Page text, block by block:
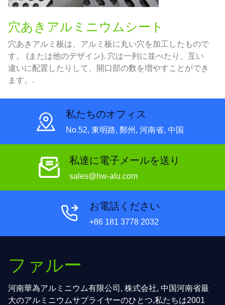
穴あきアルミニウムシート
穴あきアルミ板は、アルミ板に丸い穴を加工したもので
す。 (または他のデザイン). 穴は一列に並べたり、互い
違いに配置したりして、開口部の数を増やすことができ
ます。.
私たちのオフィス
No.52, 東明路, 鄭州, 河南省, 中国
私達に電子メールを送り
sales@hw-alu.com
お電話ください
+86 181 3778 2032
ファルー
河南華為アルミニウム有限公司, 株式会社, 中国河南省最
大のアルミニウムサプライヤーのひとつ,私たちは2001